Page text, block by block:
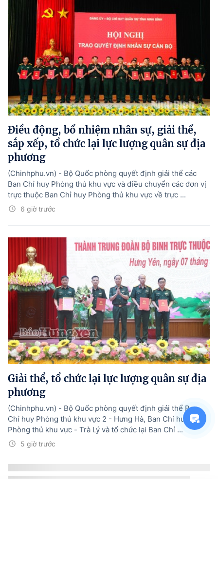
Điều động, bổ nhiệm nhân sự, giải thể,
sắp xếp, tổ chức lại lực lượng quân sự địa
phương
6 giờ trước
(Chinhphu.vn) - Bộ Quốc phòng quyết định giải thể các
Ban Chỉ huy Phòng thủ khu vực và điều chuyển các đơn vị
trực thuộc Ban Chỉ huy Phòng thủ khu vực về trực ...
Giải thể, tổ chức lại lực lượng quân sự địa
phương
5 giờ trước
(Chinhphu.vn) - Bộ Quốc phòng quyết định giải thể Ban
Chỉ huy Phòng thủ khu vực 2 - Hưng Hà, Ban Chỉ huy
Phòng thủ khu vực - Trà Lý và tổ chức lại Ban Chỉ ...